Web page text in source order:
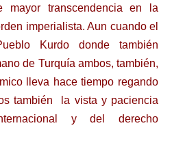
transcendencia en la
imperialista. Aun cuando el
Kurdo donde también
de Turquía ambos, también,
lleva hace tiempo regando
también la vista y paciencia
y del derecho